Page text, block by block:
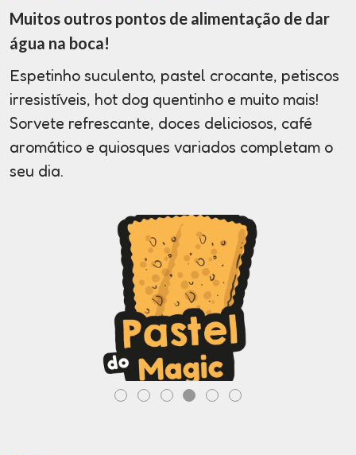
Muitos outros pontos de alimentação de dar
água na boca!
Espetinho suculento, pastel crocante, petiscos
irresistíveis, hot dog quentinho e muito mais!
Sorvete refrescante, doces deliciosos, café
aromático e quiosques variados completam o
seu dia.